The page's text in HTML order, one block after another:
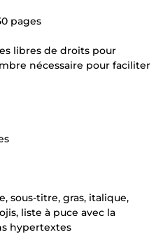
pages
libres de droits pour
nécessaire pour faciliter
sous-titre, gras, italique,
liste à puce avec la
hypertextes